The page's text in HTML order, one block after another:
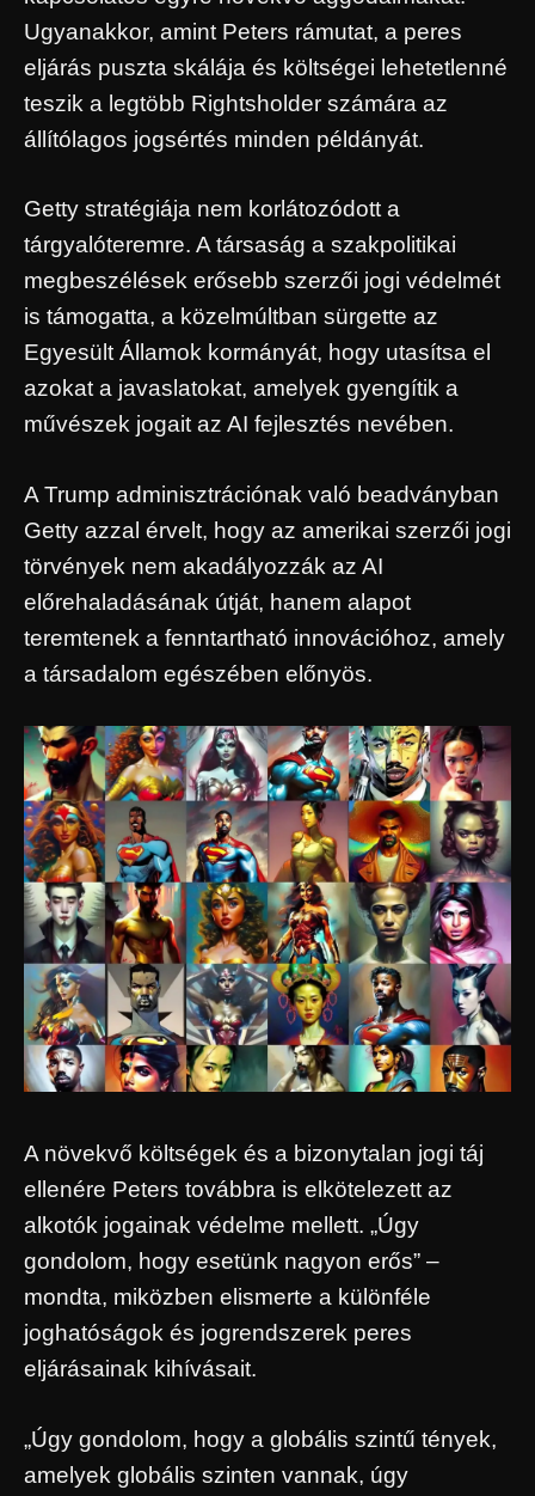
Ugyanakkor, amint Peters rámutat, a peres
eljárás puszta skálája és költségei lehetetlenné
teszik a legtöbb Rightsholder számára az
állítólagos jogsértés minden példányát.
Getty stratégiája nem korlátozódott a
tárgyalóteremre. A társaság a szakpolitikai
megbeszélések erősebb szerzői jogi védelmét
is támogatta, a közelmúltban sürgette az
Egyesült Államok kormányát, hogy utasítsa el
azokat a javaslatokat, amelyek gyengítik a
művészek jogait az AI fejlesztés nevében.
A Trump adminisztrációnak való beadványban
Getty azzal érvelt, hogy az amerikai szerzői jogi
törvények nem akadályozzák az AI
előrehaladásának útját, hanem alapot
teremtenek a fenntartható innovációhoz, amely
a társadalom egészében előnyös.
A növekvő költségek és a bizonytalan jogi táj
ellenére Peters továbbra is elkötelezett az
alkotók jogainak védelme mellett. „Úgy
gondolom, hogy esetünk nagyon erős” –
mondta, miközben elismerte a különféle
joghatóságok és jogrendszerek peres
eljárásainak kihívásait.
„Úgy gondolom, hogy a globális szintű tények,
amelyek globális szinten vannak, úgy